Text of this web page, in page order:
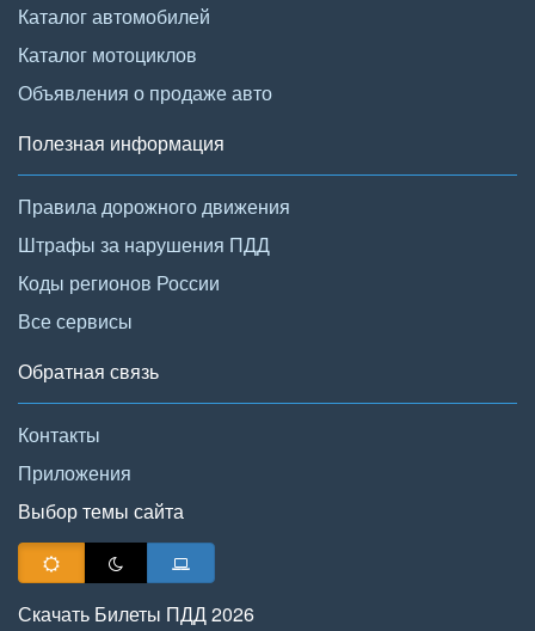
Каталог автомобилей
Каталог мотоциклов
Объявления о продаже авто
Полезная информация
Правила дорожного движения
Штрафы за нарушения ПДД
Коды регионов России
Все сервисы
Обратная связь
Контакты
Приложения
Выбор темы сайта
Скачать Билеты ПДД 2026